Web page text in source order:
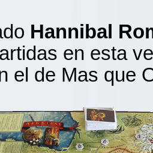
Hannibal
en esta
el de Mas que